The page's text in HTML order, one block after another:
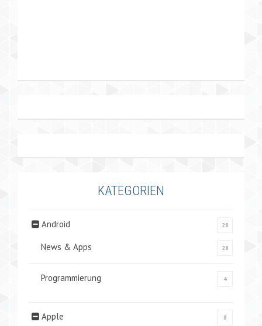
KATEGORIEN
Android 28
News & Apps 28
Programmierung 4
Apple 8